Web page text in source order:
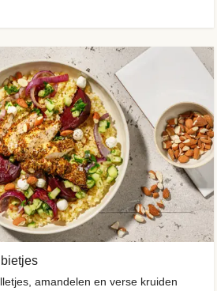
amandelen en verse kruiden